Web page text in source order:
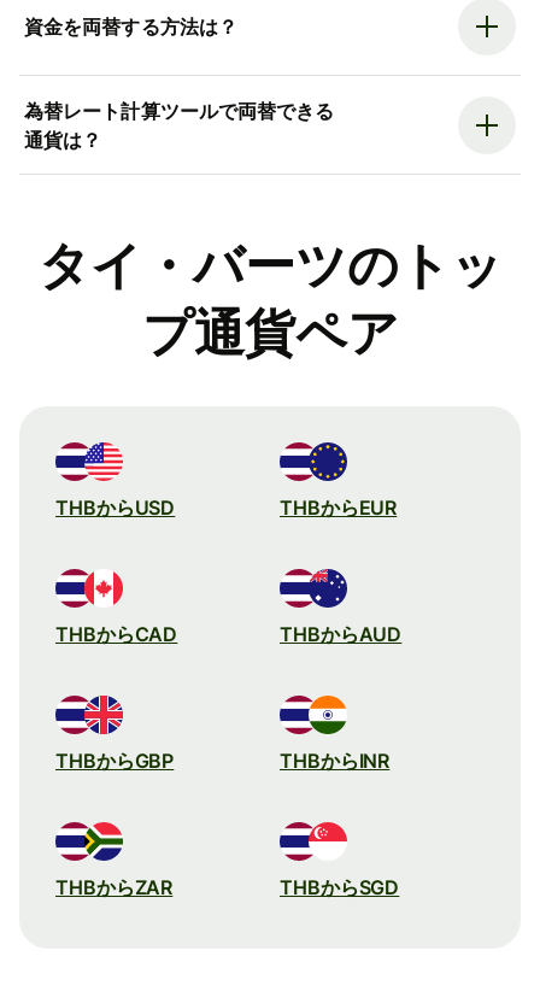
資金を両替する方法は？
為替レート計算ツールで両替できる
通貨は？
タイ・バーツのトッ
プ通貨ペア
THBからUSD THBからEUR
THBからCAD THBからAUD
THBからGBP THBからINR
THBからZAR THBからSGD